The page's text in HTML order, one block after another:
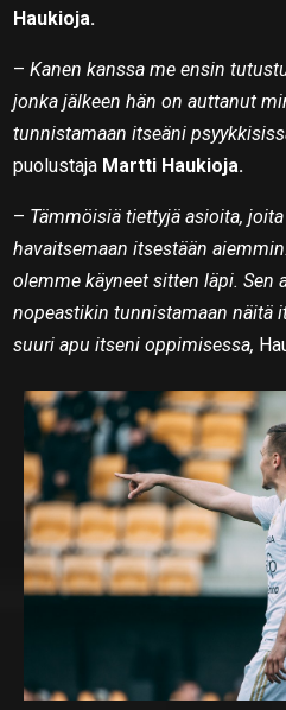
Haukioja.
–Kanen kanssa me ensin
jonka jälkeen hän on auttanut
tunnistamaan itseäni
puolustaja Martti Haukioja.
– Tämmöisiä tiettyjä asioita,
havaitsemaan itsestään
olemme käyneet sitten läpi. Sen
nopeastikin tunnistamaan näitä
suuri apu itseni oppimisessa,